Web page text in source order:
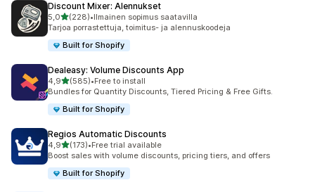
Discount Mixer: Alennukset
5,0/ 5 tähteä
(228)
228 arvostelua yhteensä
•Ilmainen sopimus saatavilla
Tarjoa porrastettuja, toimitus- ja alennuskoodeja
Built for Shopify
Dealeasy: Volume Discounts App
4,9/ 5 tähteä
(585)
585 arvostelua yhteensä
•Free to install
Bundles for Quantity Discounts, Tiered Pricing & Free Gifts.
Built for Shopify
Regios Automatic Discounts
4,9/ 5 tähteä
(173)
173 arvostelua yhteensä
•Free trial available
Boost sales with volume discounts, pricing tiers, and offers
Built for Shopify